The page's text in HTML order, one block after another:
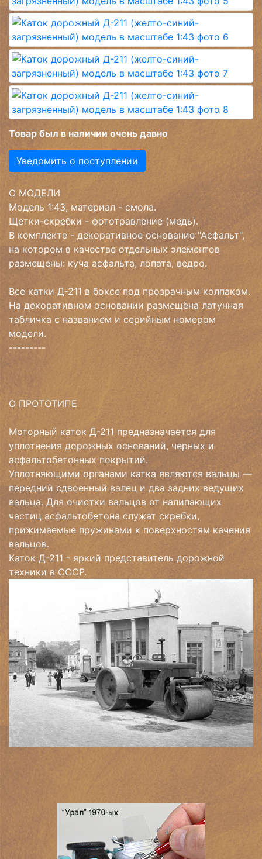
Товар был в наличии очень давно
Уведомить о поступлении
О МОДЕЛИ
Модель 1:43, материал - смола.
Щетки-скребки - фототравление (медь).
В комплекте - декоративное основание "Асфальт",
на котором в качестве отдельных элементов
размещены: куча асфальта, лопата, ведро.
Все катки Д-211 в боксе под прозрачным колпаком.
На декоративном основании размещёна латунная
табличка с названием и серийным номером
модели.
---------
О ПРОТОТИПЕ
Моторный каток Д-211 предназначается для
уплотнения дорожных оснований, черных и
асфальтобетонных покрытий.
Уплотняющими органами катка являются вальцы —
передний сдвоенный валец и два задних ведущих
вальца. Для очистки вальцов от налипающих
частиц асфальтобетона служат скребки,
прижимаемые пружинами к поверхностям качения
вальцов.
Каток Д-211 - яркий представитель дорожной
техники в СССР.